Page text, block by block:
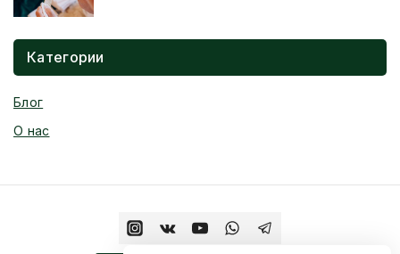
Категории
Блог
О нас